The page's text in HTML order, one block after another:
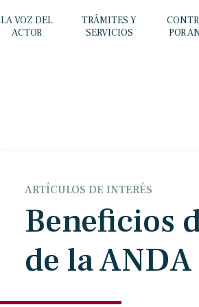
LA VOZ DEL
ACTOR
TRÁMITES Y
SERVICIOS
POR
ARTÍCULOS DE INTERÉS
Beneficios
de la ANDA